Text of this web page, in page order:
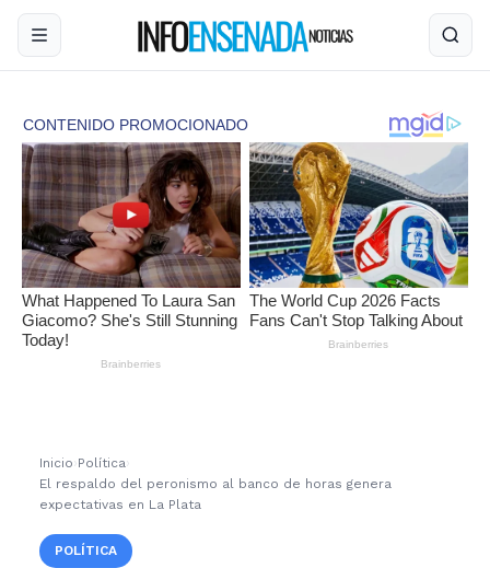
Inicio ›Política›
El respaldo del peronismo al banco de horas genera
expectativas en La Plata
POLÍTICA